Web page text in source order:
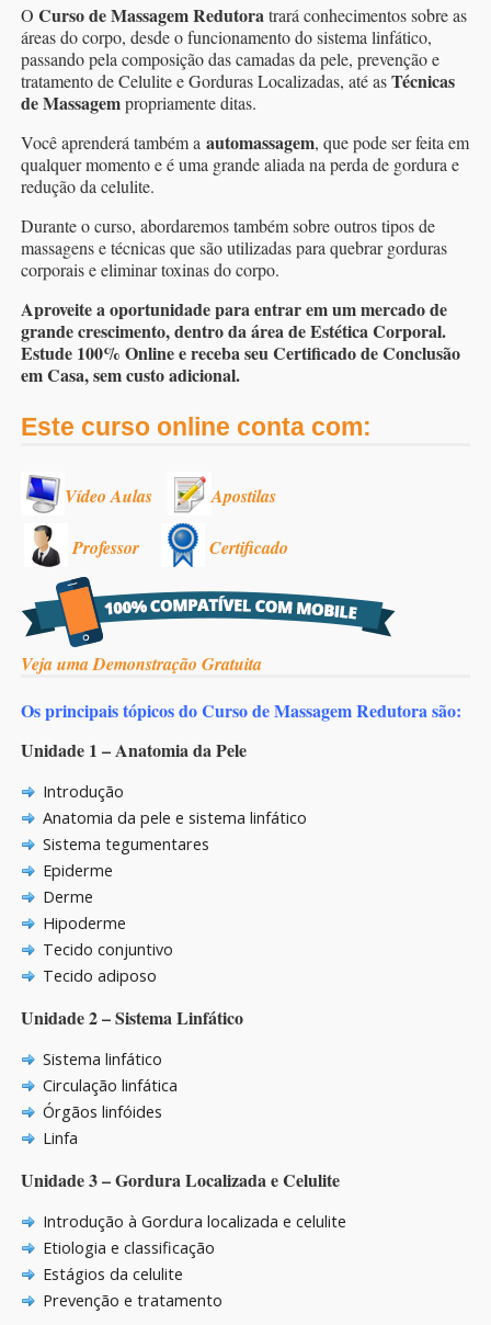
O Curso de Massagem Redutoratrará conhecimentos sobre as
áreas do corpo, desde o funcionamento do sistema linfático,
passando pela composição das camadas da pele, prevenção e
tratamento de Celulite e Gorduras Localizadas, até asTécnicas
de Massagempropriamente ditas.
Você aprenderá também a automassagem, que pode ser feita em
qualquer momento e é uma grande aliada na perda de gordura e
redução da celulite.
Durante o curso, abordaremos também sobre outros tipos de
massagens e técnicas que são utilizadas para quebrar gorduras
corporais e eliminar toxinas do corpo.
Aproveite a oportunidade para entrar em um mercado de
grande crescimento, dentro da área de Estética Corporal.
Estude 100% Online e receba seu Certificado de Conclusão
em Casa, sem custo adicional.
Este curso online conta com:
Vídeo Aulas Apostilas
Professor Certificado
Veja uma Demonstração Gratuita
Os principais tópicos do Curso de Massagem Redutora são:
Unidade 1 – Anatomia da Pele
Introdução
Anatomia da pele e sistema linfático
Sistema tegumentares
Epiderme
Derme
Hipoderme
Tecido conjuntivo
Tecido adiposo
Unidade 2 – Sistema Linfático
Sistema linfático
Circulação linfática
Órgãos linfóides
Linfa
Unidade 3 – Gordura Localizada e Celulite
Introdução à Gordura localizada e celulite
Etiologia e classificação
Estágios da celulite
Prevenção e tratamento